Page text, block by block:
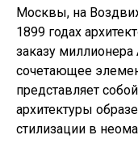
Москвы, на
1899 годах
заказу
сочетающее
представляет
архитектуры
стилизации в